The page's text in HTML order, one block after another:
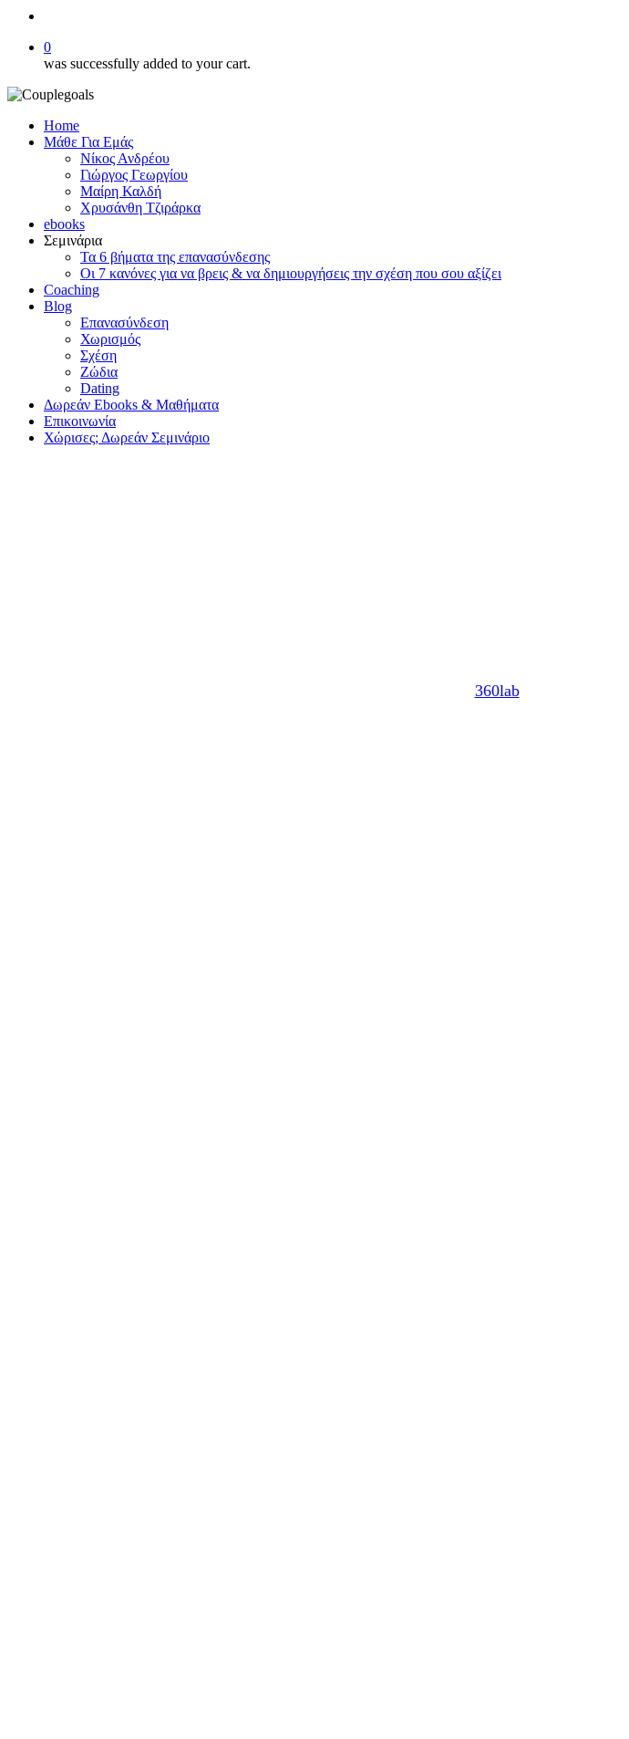
0
was successfully added to your cart.
Home
Μάθε Για Εμάς
Νίκος Ανδρέου
Γιώργος Γεωργίου
Μαίρη Καλδή
Χρυσάνθη Τζιράρκα
ebooks
Σεμινάρια
Τα 6 βήματα της επανασύνδεσης
Οι 7 κανόνες για να βρεις & να δημιουργήσεις την σχέση που σου αξίζει
Coaching
Blog
Επανασύνδεση
Χωρισμός
Σχέση
Ζώδια
Dating
Δωρεάν Ebooks & Μαθήματα
Επικοινωνία
Χώρισες; Δωρεάν Σεμινάριο
360lab12/04/2022